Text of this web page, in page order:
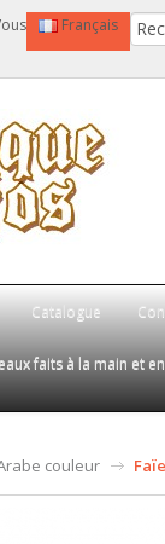
Français
Catalogue
faits à la main et
couleur